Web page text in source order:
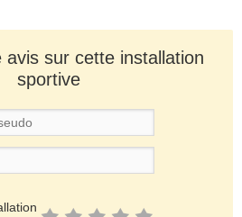
avis sur cette installation
sportive